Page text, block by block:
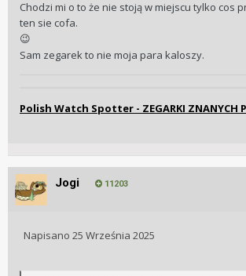
Chodzi mi o to że nie stoją w miejscu tylko cos
ten sie cofa.
😉
Sam zegarek to nie moja para kaloszy.
Polish Watch Spotter - ZEGARKI ZNANYCH
Jogi 11203
Napisano 25 Września 2025